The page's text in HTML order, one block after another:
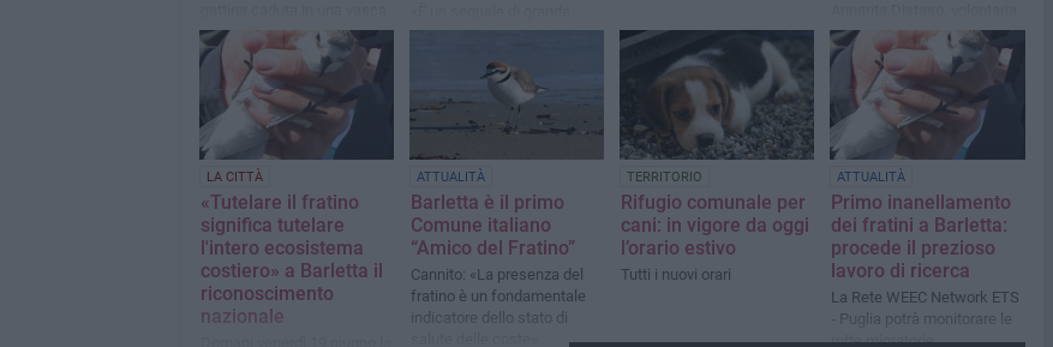
abbandonata. I cittadini
chiedono interventi urgenti
sensibilità istituzionale»
di ENPA Barletta
LA CITTÀ
«Tutelare il fratino
significa tutelare
l'intero ecosistema
costiero» a Barletta il
riconoscimento
nazionale
ATTUALITÀ
Barletta è il primo
Comune italiano
“Amico del Fratino”
Cannito: «La presenza del
fratino è un fondamentale
indicatore dello stato di
TERRITORIO
Rifugio comunale per
cani: in vigore da oggi
l’orario estivo
Tutti i nuovi orari
ATTUALITÀ
Primo inanellamento
dei fratini a Barletta:
procede il prezioso
lavoro di ricerca
La Rete WEEC Network ETS
- Puglia potrà monitorare le
rotte migratorie